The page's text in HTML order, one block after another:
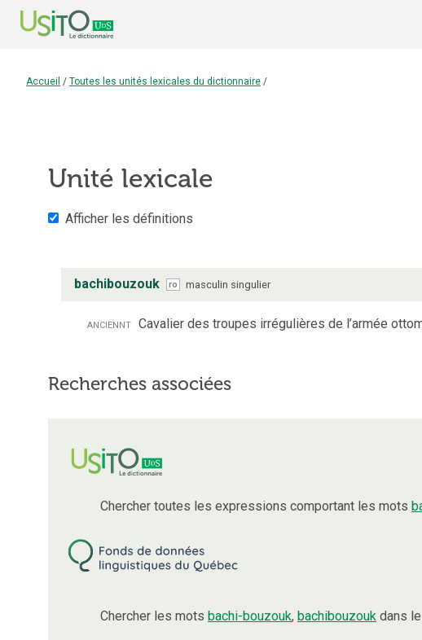
Accueil / Toutes les unités lexicales du dictionnaire /
Unité lexicale
Afficher les définitions
bachibouzouk ro masculin singulier
anciennt Cavalier des troupes irrégulières de l’armée
Recherches associées
Chercher toutes les expressions comportant les mots
Chercher les mots bachi-bouzouk, bachibouzouk dans